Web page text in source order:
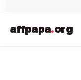
affpapa.org